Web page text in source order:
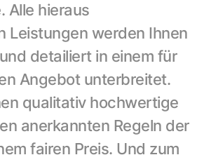
Alle hieraus
Leistungen werden Ihnen
detailiert in einem für
Angebot unterbreitet.
qualitativ hochwertige
anerkannten Regeln der
fairen Preis. Und zum